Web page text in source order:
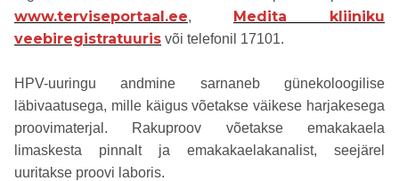
www.terviseportaal.ee, Medita kliiniku
veebiregistratuuris või telefonil 17101.
HPV-uuringu andmine sarnaneb günekoloogilise
läbivaatusega, mille käigus võetakse väikese harjakesega
proovimaterjal. Rakuproov võetakse emakakaela
limaskesta pinnalt ja emakakaelakanalist, seejärel
uuritakse proovi laboris.